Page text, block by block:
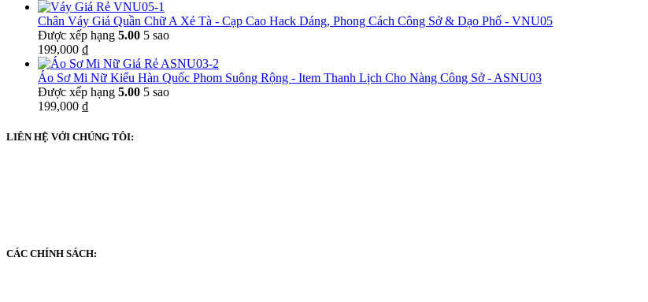
Chân Váy Giả Quần Chữ A Xẻ Tà - Cạp Cao Hack Dáng, Phong Cách Công Sở & Dạo Phố - VNU05
Được xếp hạng 5.00 5 sao
199,000 ₫
Áo Sơ Mi Nữ Kiểu Hàn Quốc Phom Suông Rộng - Item Thanh Lịch Cho Nàng Công Sở - ASNU03
Được xếp hạng 5.00 5 sao
199,000 ₫
LIÊN HỆ VỚI CHÚNG TÔI:
CÁC CHÍNH SÁCH: